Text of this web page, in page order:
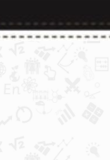
КДР, ВОШ,